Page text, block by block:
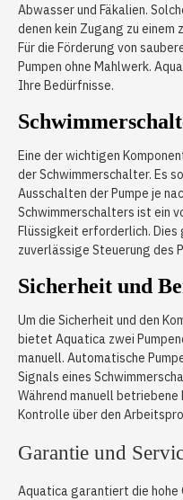
Abwasser und Fäkalien.
denen kein Zugang zu
Für die Förderung von
Pumpen ohne Mahlwerk.
Ihre Bedürfnisse.
Eine der wichtigen
der Schwimmerschalter. Es
Ausschalten der Pumpe je
Schwimmerschalters ist ein
Flüssigkeit erforderlich.
zuverlässige Steuerung des
Sicherheit und
Um die Sicherheit und den
bietet Aquatica zwei
manuell. Automatische
Signals eines
Während manuell
Kontrolle über den
Garantie und
Aquatica garantiert die hohe